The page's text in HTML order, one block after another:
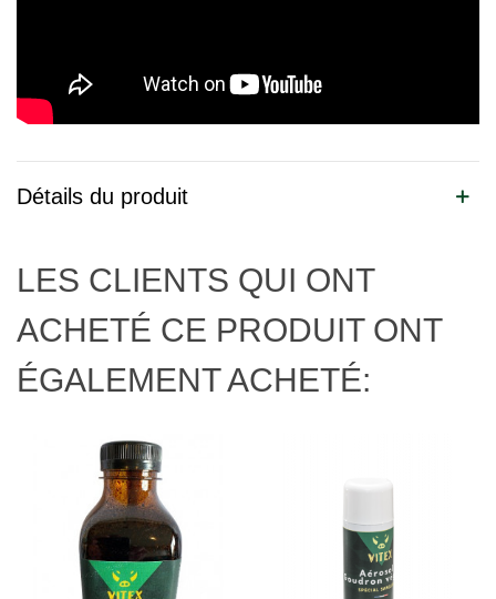
Détails du produit
LES CLIENTS QUI ONT
ACHETÉ CE PRODUIT ONT
ÉGALEMENT ACHETÉ: